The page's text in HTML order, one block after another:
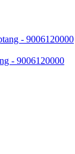
- 9006120000